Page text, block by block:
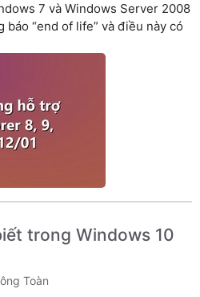
7 và Windows Server 2008
báo “end of life” và điều này có
trong Windows 10
Toàn